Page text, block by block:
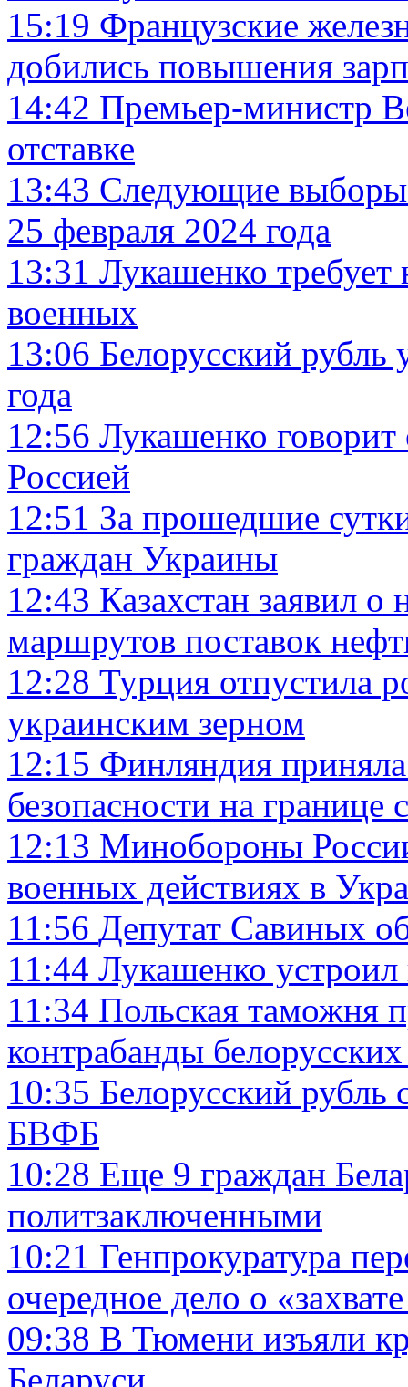
15:19 Французские
добились повышения
14:42 Премьер-министр
отставке
13:43 Следующие выборы
25 февраля 2024 года
13:31 Лукашенко требует
военных
13:06 Белорусский рубль
года
12:56 Лукашенко говорит
Россией
12:51 За прошедшие
граждан Украины
12:43 Казахстан заявил
маршрутов поставок
12:28 Турция отпустила
украинским зерном
12:15 Финляндия
безопасности на границе
12:13 Минобороны
военных действиях в
11:56 Депутат Савиных
11:44 Лукашенко устроил
11:34 Польская таможня
контрабанды белорусских
10:35 Белорусский рубль
БВФБ
10:28 Еще 9 граждан
политзаключенными
10:21 Генпрокуратура
очередное дело о
09:38 В Тюмени изъяли
Беларуси